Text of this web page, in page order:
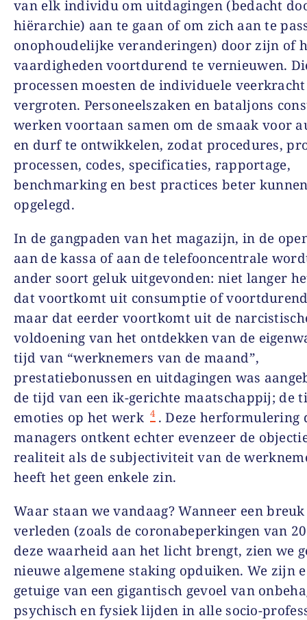
van elk individu om uitdagingen (bedacht
hiërarchie) aan te gaan of om zich aan te
onophoudelijke veranderingen) door zijn of
vaardigheden voortdurend te vernieuwen.
processen moesten de individuele veerkracht
vergroten. Personeelszaken en bataljons
werken voortaan samen om de smaak voor
en durf te ontwikkelen, zodat procedures,
processen, codes, specificaties, rapportage,
benchmarking en best practices beter
opgelegd.
In de gangpaden van het magazijn, in de
aan de kassa of aan de telefooncentrale
ander soort geluk uitgevonden: niet langer
dat voortkomt uit consumptie of
maar dat eerder voortkomt uit de
voldoening van het ontdekken van de
tijd van “werknemers van de maand”,
prestatiebonussen en uitdagingen was
de tijd van een ik-gerichte maatschappij; de
emoties op het werk 4 . Deze herformulering
managers ontkent echter evenzeer de
realiteit als de subjectiviteit van de
heeft het geen enkele zin.
Waar staan we vandaag? Wanneer een
verleden (zoals de coronabeperkingen van
deze waarheid aan het licht brengt, zien we
nieuwe algemene staking opduiken. We zijn
getuige van een gigantisch gevoel van
psychisch en fysiek lijden in alle socio-